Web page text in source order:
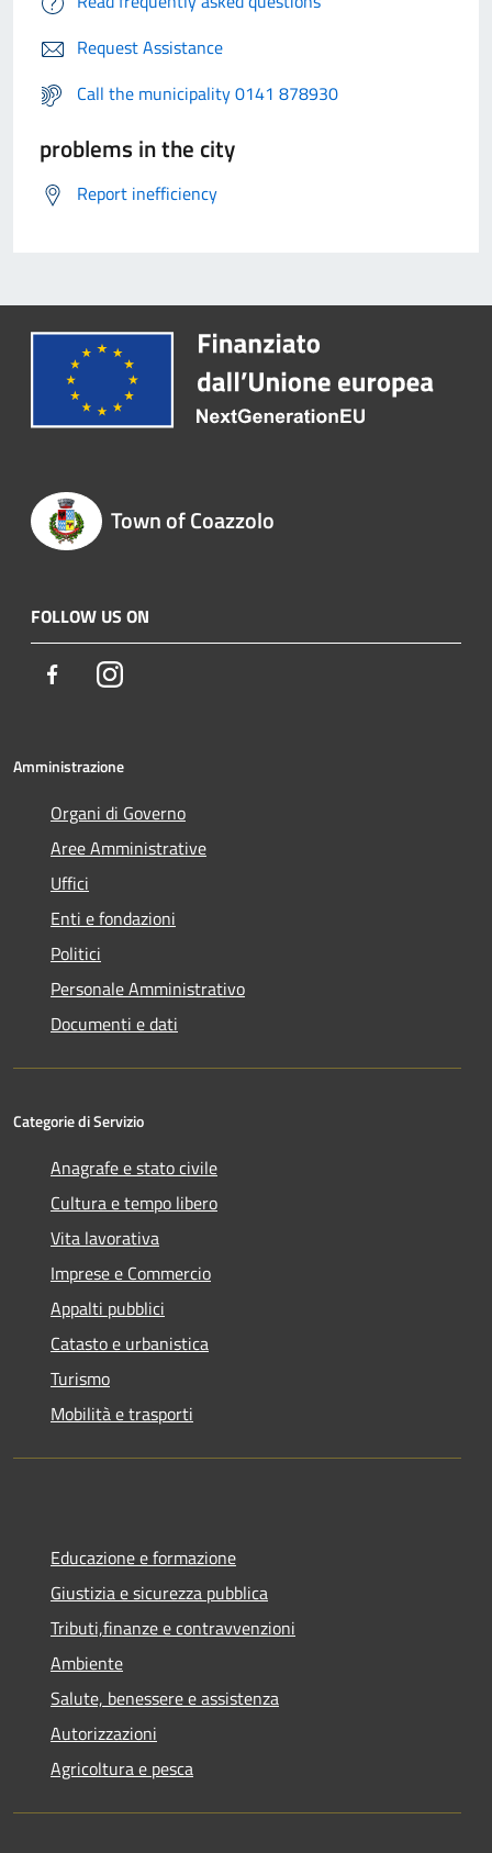
Request Assistance
Call the municipality 0141 878930
problems in the city
Report inefficiency
Town of Coazzolo
FOLLOW US ON
FacebookInstagram
Amministrazione
Organi di Governo
Aree Amministrative
Uffici
Enti e fondazioni
Politici
Personale Amministrativo
Documenti e dati
Categorie di Servizio
Anagrafe e stato civile
Cultura e tempo libero
Vita lavorativa
Imprese e Commercio
Appalti pubblici
Catasto e urbanistica
Turismo
Mobilità e trasporti
Educazione e formazione
Giustizia e sicurezza pubblica
Tributi,finanze e contravvenzioni
Ambiente
Salute, benessere e assistenza
Autorizzazioni
Agricoltura e pesca